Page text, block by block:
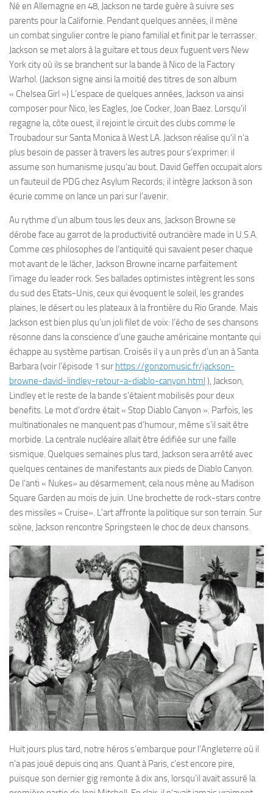
Né en Allemagne en 48, Jackson ne tarde guère à suivre ses
parents pour la Californie. Pendant quelques années, il mène
un combat singulier contre le piano familial et finit par le terrasser.
Jackson se met alors à la guitare et tous deux fuguent vers New
York city où ils se branchent sur la bande à Nico de la Factory
Warhol. (Jackson signe ainsi la moitié des titres de son album
« Chelsea Girl ») L’espace de quelques années, Jackson va ainsi
composer pour Nico, les Eagles, Joe Cocker, Joan Baez. Lorsqu’il
regagne la, côte ouest, il rejoint le circuit des clubs comme le
Troubadour sur Santa Monica à West LA. Jackson réalise qu’il n’a
plus besoin de passer à travers les autres pour s’exprimer: il
assume son humanisme jusqu’au bout. David Geffen occupait alors
un fauteuil de PDG chez Asylum Records; il intègre Jackson à son
écurie comme on lance un pari sur l’avenir.
Au rythme d’un album tous les deux ans, Jackson Browne se
dérobe face au garrot de la productivité outrancière made in U.S.A.
Comme ces philosophes de l’antiquité qui savaient peser chaque
mot avant de le lâcher, Jackson Browne incarne parfaitement
l’image du leader rock. Ses ballades optimistes intègrent les sons
du sud des Etats-Unis, ceux qui évoquent le soleil, les grandes
plaines, le désert ou les plateaux à la frontière du Rio Grande. Mais
Jackson est bien plus qu’un joli filet de voix: l’écho de ses chansons
résonne dans la conscience d’une gauche américaine montante qui
échappe au système partisan. Croisés il y a un près d’un an à Santa
Barbara (voir l’épisode 1 sur https://gonzomusic.fr/jackson-
browne-david-lindley-retour-a-diablo-canyon.html ), Jackson,
Lindley et le reste de la bande s’étaient mobilisés pour deux
benefits. Le mot d’ordre était « Stop Diablo Canyon ». Parfois, les
multinationales ne manquent pas d’humour, même s’il sait être
morbide. La centrale nucléaire allait être édifiée sur une faille
sismique. Quelques semaines plus tard, Jackson sera arrêté avec
quelques centaines de manifestants aux pieds de Diablo Canyon.
De l’anti « Nukes» au désarmement, cela nous mène au Madison
Square Garden au mois de juin. Une brochette de rock-stars contre
des missiles « Cruise». L’art affronte la politique sur son terrain. Sur
scène, Jackson rencontre Springsteen le choc de deux chansons.
Huit jours plus tard, notre héros s’embarque pour l’Angleterre où il
n’a pas joué depuis cinq ans. Quant à Paris, c’est encore pire,
puisque son dernier gig remonte à dix ans, lorsqu’il avait assuré la